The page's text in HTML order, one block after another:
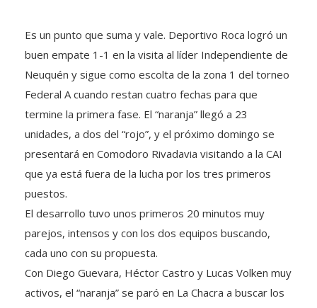
buen empate 1-1 en la visita al líder Independiente de
Neuquén y sigue como escolta de la zona 1 del torneo
Federal A cuando restan cuatro fechas para que
termine la primera fase. El “naranja” llegó a 23
unidades, a dos del “rojo”, y el próximo domingo se
presentará en Comodoro Rivadavia visitando a la CAI
que ya está fuera de la lucha por los tres primeros
puestos.
El desarrollo tuvo unos primeros 20 minutos muy
parejos, intensos y con los dos equipos buscando,
cada uno con su propuesta.
Con Diego Guevara, Héctor Castro y Lucas Volken muy
activos, el “naranja” se paró en La Chacra a buscar los
tres puntos y fue el que contó con las mejores